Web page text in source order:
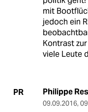
mit
jedoch ein
Kontrast
viele Leute
PR Philippe
09.09.2016,